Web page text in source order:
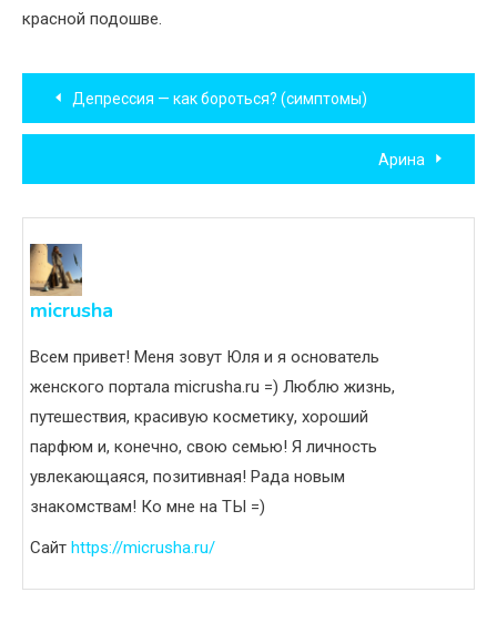
красной подошве.
Навигация
по
записям
Депрессия — как бороться? (симптомы)
Арина
micrusha
Всем привет! Меня зовут Юля и я основатель
женского портала micrusha.ru =) Люблю жизнь,
путешествия, красивую косметику, хороший
парфюм и, конечно, свою семью! Я личность
увлекающаяся, позитивная! Рада новым
знакомствам! Ко мне на ТЫ =)
Сайт https://micrusha.ru/